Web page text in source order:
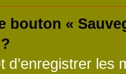
bouton «
d’enregistrer